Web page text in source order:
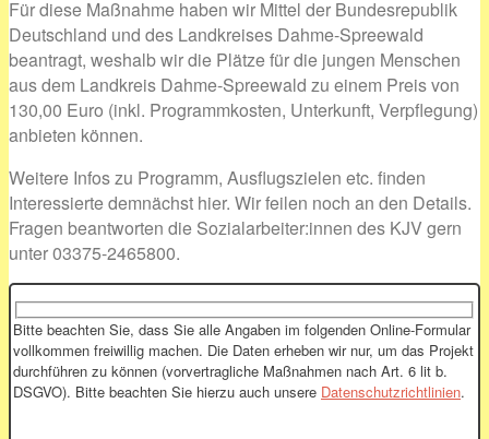
Für diese Maßnahme haben wir Mittel der Bundesrepublik
Deutschland und des Landkreises Dahme-Spreewald
beantragt, weshalb wir die Plätze für die jungen Menschen
aus dem Landkreis Dahme-Spreewald zu einem Preis von
130,00 Euro (inkl. Programmkosten, Unterkunft, Verpflegung)
anbieten können.
Weitere Infos zu Programm, Ausflugszielen etc. finden
Interessierte demnächst hier. Wir feilen noch an den Details.
Fragen beantworten die Sozialarbeiter:innen des KJV gern
unter 03375-2465800.
Bitte beachten Sie, dass Sie alle Angaben im folgenden Online-Formular
vollkommen freiwillig machen. Die Daten erheben wir nur, um das Projekt
durchführen zu können (vorvertragliche Maßnahmen nach Art. 6 lit b.
DSGVO). Bitte beachten Sie hierzu auch unsere Datenschutzrichtlinien.